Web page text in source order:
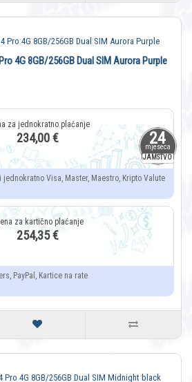
24
mjeseca
JAMSTVO
4G 8GB/256GB Dual SIM Aurora Purple
234,00 €
jednokratno Visa, Master, Maestro, Kripto Valute
254,35 €
PayPal, Kartice na rate